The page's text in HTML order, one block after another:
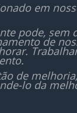
em
pode,
de
de
lo da